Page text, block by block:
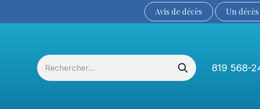
Avis de décès Un
819 568-